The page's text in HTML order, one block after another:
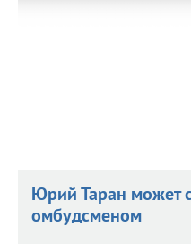
Юрий Таран может
омбудсменом